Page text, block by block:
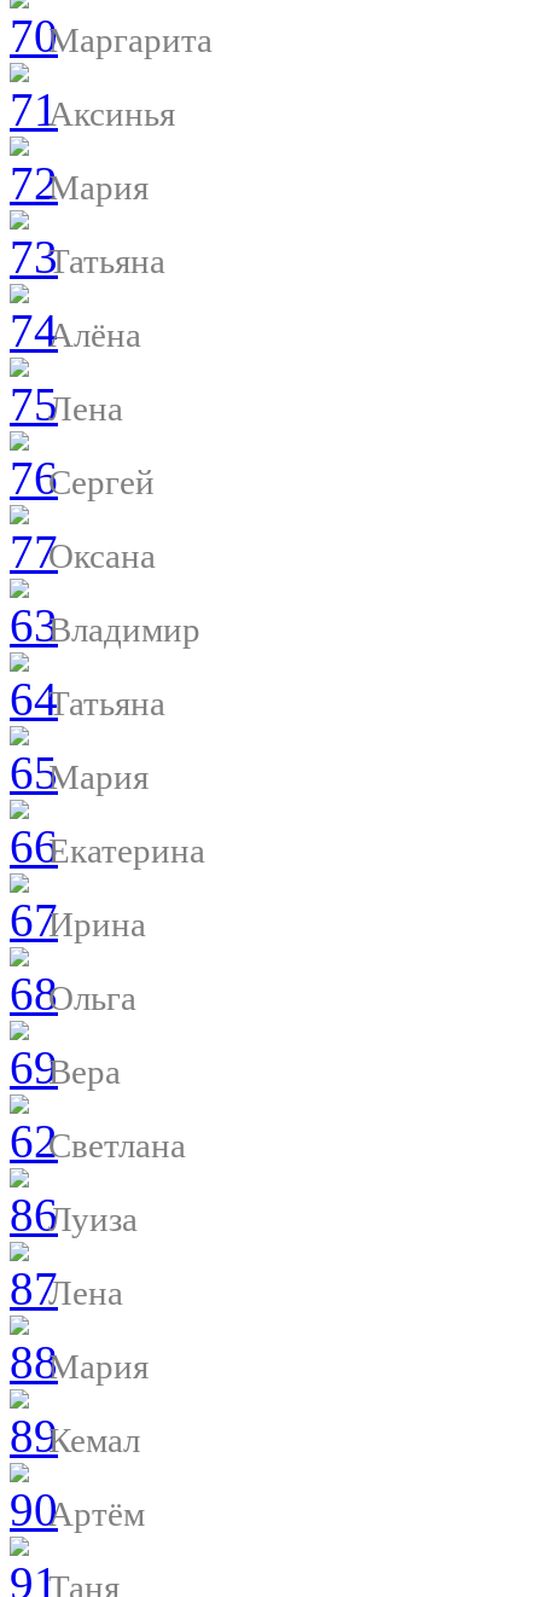
Маргарита
Аксинья
Мария
Татьяна
Алёна
Лена
Сергей
Оксана
Владимир
Татьяна
Мария
Екатерина
Ирина
Ольга
Вера
Светлана
Луиза
Лена
Мария
Кемал
Артём
Таня